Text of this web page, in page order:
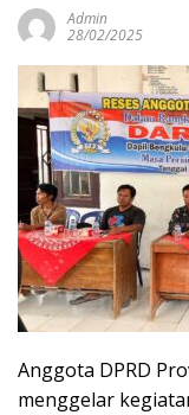
Admin
28/02/2025
Anggota DPRD
menggelar